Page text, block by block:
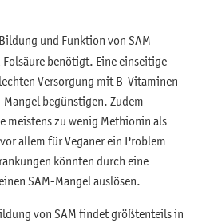
und Funktion von SAM
benötigt. Eine einseitige
Versorgung mit B-Vitaminen
begünstigen. Zudem
meistens zu wenig Methionin als
allem für Veganer ein Problem
könnten durch eine
SAM-Mangel auslösen.
von SAM findet größtenteils in